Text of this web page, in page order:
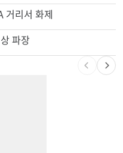
거리서 화제
파장